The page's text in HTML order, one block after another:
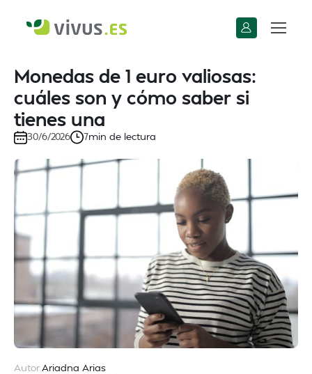
Monedas de 1 euro valiosas:
cuáles son y cómo saber si
tienes una
30/6/2026 7min de lectura
AutorAriadna Arias